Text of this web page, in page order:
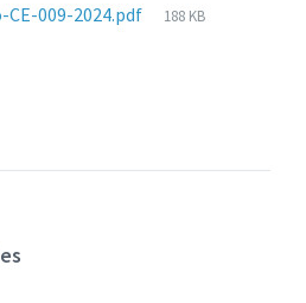
arquivo:
009-2024.pdf
Tamanho
188 KB